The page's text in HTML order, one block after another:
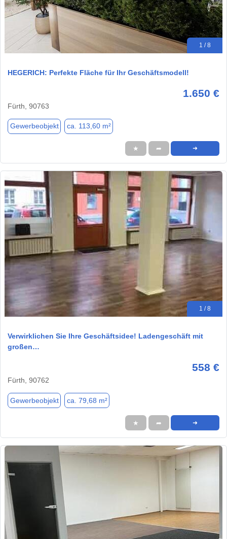
1 / 8
HEGERICH: Perfekte Fläche für Ihr Geschäftsmodell!
1.650 €
Fürth, 90763
Gewerbeobjekt ca. 113,60 m²
★ ➦ ➜
1 / 8
Verwirklichen Sie Ihre Geschäftsidee! Ladengeschäft mit
großen…
558 €
Fürth, 90762
Gewerbeobjekt ca. 79,68 m²
★ ➦ ➜